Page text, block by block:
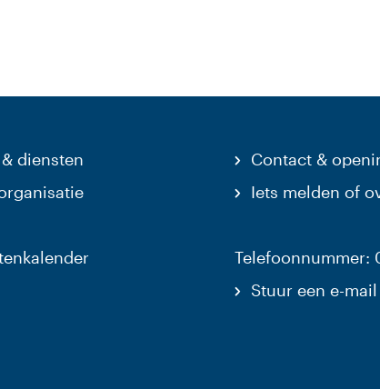
diensten
Contact &
Iets melden of
Telefoonnummer:
Stuur een e-mail